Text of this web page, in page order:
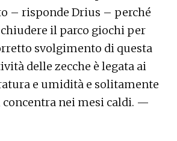
– risponde Drius – perché
il parco giochi per
svolgimento di questa
delle zecche è legata ai
e umidità e solitamente
nei mesi caldi. —